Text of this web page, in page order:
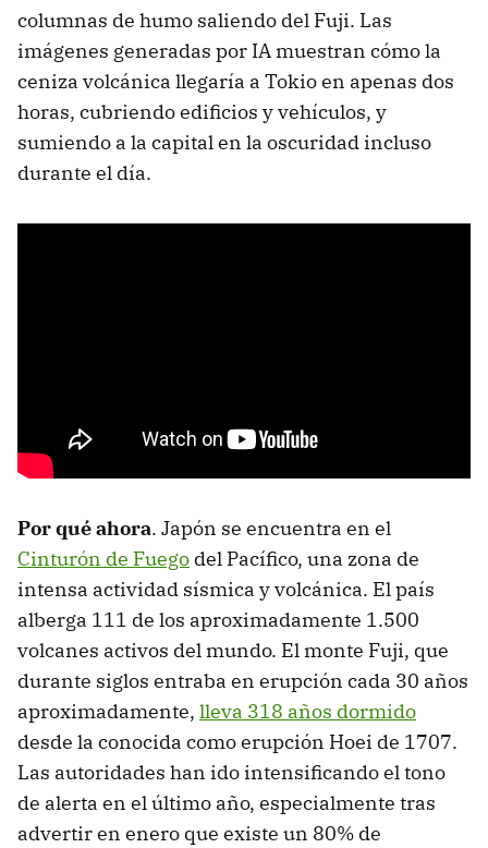
columnas de humo saliendo del Fuji. Las
imágenes generadas por IA muestran cómo la
ceniza volcánica llegaría a Tokio en apenas dos
horas, cubriendo edificios y vehículos, y
sumiendo a la capital en la oscuridad incluso
durante el día.
Por qué ahora. Japón se encuentra en el
Cinturón de Fuego del Pacífico, una zona de
intensa actividad sísmica y volcánica. El país
alberga 111 de los aproximadamente 1.500
volcanes activos del mundo. El monte Fuji, que
durante siglos entraba en erupción cada 30 años
aproximadamente, lleva 318 años dormido
desde la conocida como erupción Hoei de 1707.
Las autoridades han ido intensificando el tono
de alerta en el último año, especialmente tras
advertir en enero que existe un 80% de